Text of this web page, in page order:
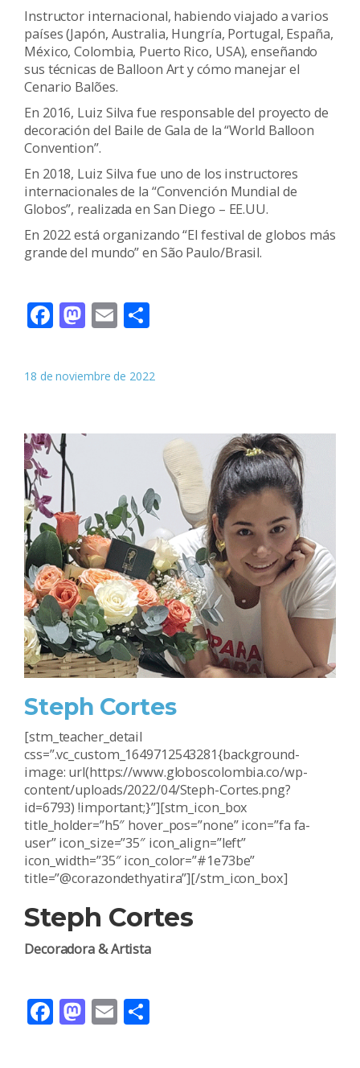
Instructor internacional, habiendo viajado a varios
países (Japón, Australia, Hungría, Portugal, España,
México, Colombia, Puerto Rico, USA), enseñando
sus técnicas de Balloon Art y cómo manejar el
Cenario Balões.
En 2016, Luiz Silva fue responsable del proyecto de
decoración del Baile de Gala de la “World Balloon
Convention”.
En 2018, Luiz Silva fue uno de los instructores
internacionales de la “Convención Mundial de
Globos”, realizada en San Diego – EE.UU.
En 2022 está organizando “El festival de globos más
grande del mundo” en São Paulo/Brasil.
Facebook
Mastodon
Email
18 de noviembre de 2022
Steph Cortes
[stm_teacher_detail
css=”.vc_custom_1649712543281{background-
image: url(https://www.globoscolombia.co/wp-
content/uploads/2022/04/Steph-Cortes.png?
id=6793) !important;}”][stm_icon_box
title_holder=”h5″ hover_pos=”none” icon=”fa fa-
user” icon_size=”35″ icon_align=”left”
icon_width=”35″ icon_color=”#1e73be”
title=”@corazondethyatira”][/stm_icon_box]
Steph Cortes
Decoradora & Artista
Facebook
Mastodon
Email